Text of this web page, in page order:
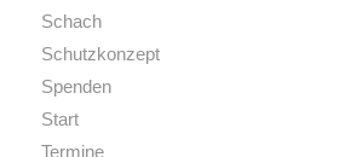
Schach
Schutzkonzept
Spenden
Start
Termine